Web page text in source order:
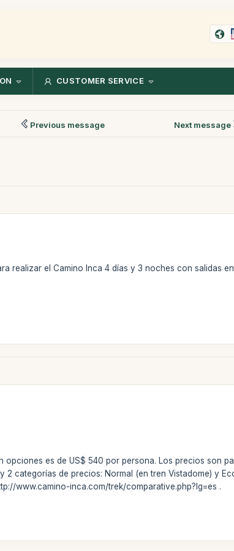
CUSTOMER SERVICE
Previous message Next message
realizar el Camino Inca 4 días y 3 noches con salidas
es de US$ 540 por persona. Los precios son
categorías de precios: Normal (en tren Vistadome) y
www.camino-inca.com/trek/comparative.php?lg=es .